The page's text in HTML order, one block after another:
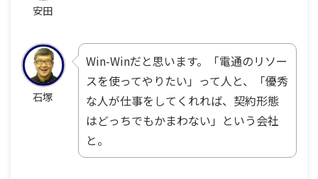
安田
石塚
Win-Winだと思います。「電通のリソー
スを使ってやりたい」って人と、「優秀
な人が仕事をしてくれれば、契約形態
はどっちでもかまわない」という会社
と。